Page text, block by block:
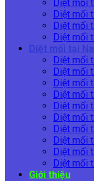
Diệt mối
Diệt mối
Diệt mối
Diệt mối
Diệt mối tại
Diệt mối
Diệt mối
Diệt mối
Diệt mối
Diệt mối
Diệt mối
Diệt mối
Diệt mối
Diệt mối
Diệt mối
Giới thiệu